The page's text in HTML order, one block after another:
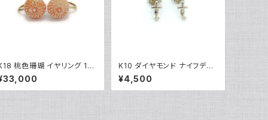
桃色珊瑚 イヤリング 18
ネジ式 Y04894
K10 ダイヤモンド ナイフデザ
インピアス 10金 スタッドピア
ス Y03416
¥4,500